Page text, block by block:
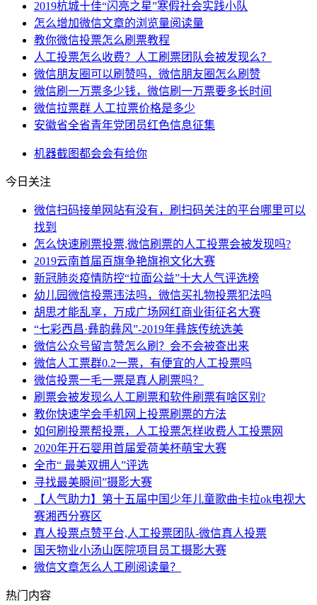
2019杭城十佳“闪亮之星”寒假社会实践小队
怎么增加微信文章的浏览量阅读量
教你微信投票怎么刷票教程
人工投票怎么收费？人工刷票团队会被发现么？
微信朋友圈可以刷赞吗，微信朋友圈怎么刷赞
微信刷一万票多少钱，微信刷一万票要多长时间
微信拉票群 人工拉票价格是多少
安徽省全省青年党团员红色信息征集
机器截图都会会有给你
今日关注
微信扫码接单网站有没有，刷扫码关注的平台哪里可以
找到
怎么快速刷票投票,微信刷票的人工投票会被发现吗?
2019云南首届百旗争艳旗袍文化大赛
新冠肺炎疫情防控“拉面公益”十大人气评选榜
幼儿园微信投票违法吗，微信买礼物投票犯法吗
胡思才能乱享，万成广场网红商业街征名大赛
“七彩西昌·彝韵彝风”-2019年彝族传统选美
微信公众号留言赞怎么刷？会不会被查出来
微信人工票群0.2一票，有便宜的人工投票吗
微信投票一毛一票是真人刷票吗？
刷票会被发现么人工刷票和软件刷票有啥区别?
教你快速学会手机网上投票刷票的方法
如何刷投票帮投票，人工投票怎样收费人工投票网
2020年开石婴用首届爱荷美杯萌宝大赛
全市“ 最美双拥人”评选
寻找最美瞬间”摄影大赛
【人气助力】第十五届中国少年儿童歌曲卡拉ok电视大
赛湘西分赛区
真人投票点赞平台,人工投票团队-微信真人投票
国天物业小汤山医院项目员工摄影大赛
微信文章怎么人工刷阅读量？
热门内容